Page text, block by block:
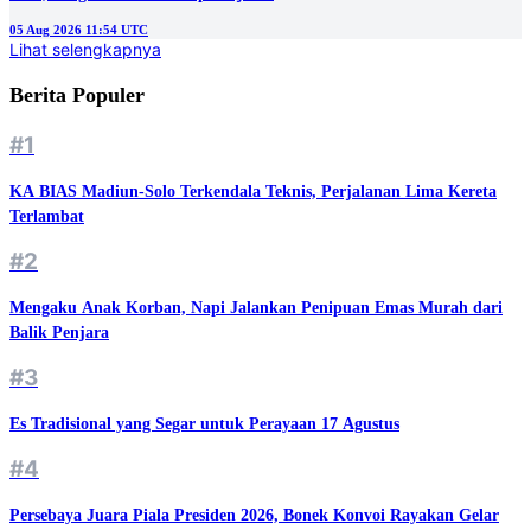
05 Aug 2026 11:54 UTC
Lihat selengkapnya
Berita Populer
#1
KA BIAS Madiun-Solo Terkendala Teknis, Perjalanan Lima Kereta
Terlambat
#2
Mengaku Anak Korban, Napi Jalankan Penipuan Emas Murah dari
Balik Penjara
#3
Es Tradisional yang Segar untuk Perayaan 17 Agustus
#4
Persebaya Juara Piala Presiden 2026, Bonek Konvoi Rayakan Gelar